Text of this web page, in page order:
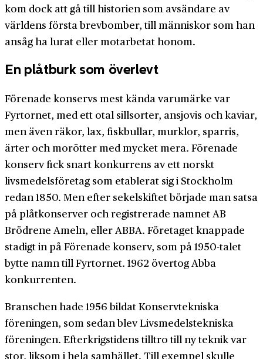
kom dock att gå till historien som avsändare av
världens första brevbomber, till människor som han
ansåg ha lurat eller motarbetat honom.
En plåtburk som överlevt
Förenade konservs mest kända varumärke var
Fyrtornet, med ett otal sillsorter, ansjovis och kaviar,
men även räkor, lax, fiskbullar, murklor, sparris,
ärter och morötter med mycket mera. Förenade
konserv fick snart konkurrens av ett norskt
livsmedelsföretag som etablerat sig i Stockholm
redan 1850. Men efter sekelskiftet började man satsa
på plåtkonserver och registrerade namnet AB
Brödrene Ameln, eller ABBA. Företaget knappade
stadigt in på Förenade konserv, som på 1950-talet
bytte namn till Fyrtornet. 1962 övertog Abba
konkurrenten.
Branschen hade 1956 bildat Konservtekniska
föreningen, som sedan blev Livsmedelstekniska
föreningen. Efterkrigstidens tilltro till ny teknik var
stor, liksom i hela samhället. Till exempel skulle